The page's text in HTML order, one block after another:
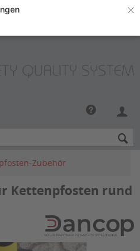
×
Zubehör
Kettenpfosten rund